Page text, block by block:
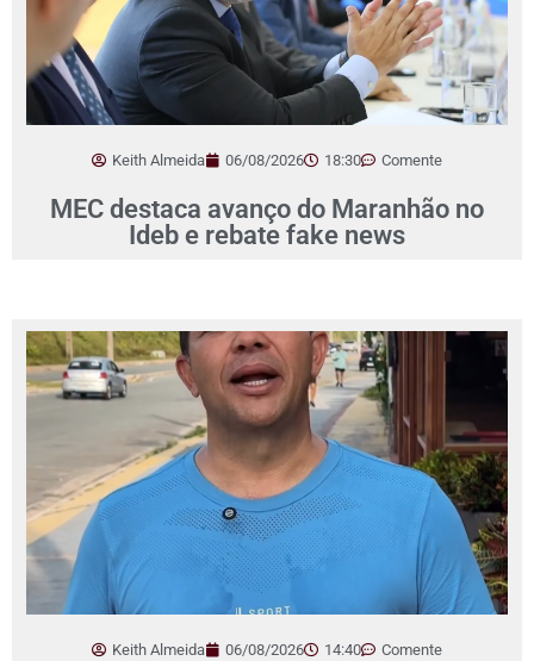
Keith Almeida 06/08/2026 18:30 Comente
MEC destaca avanço do Maranhão no
Ideb e rebate fake news
Keith Almeida 06/08/2026 14:40 Comente